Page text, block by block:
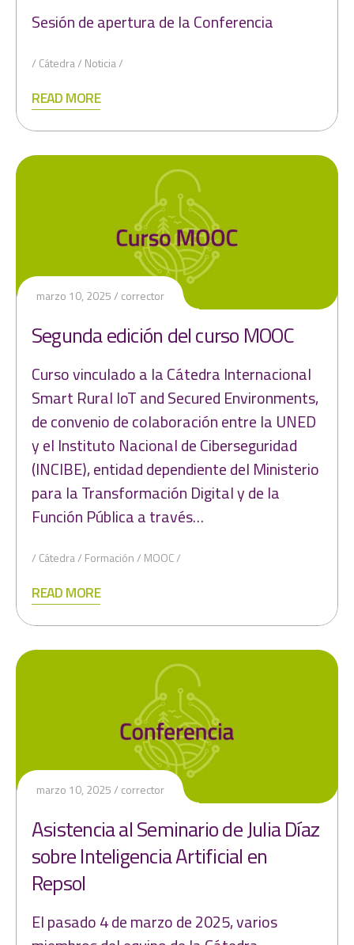
Sesión de apertura de la Conferencia
Cátedra Noticia
READ MORE
marzo 10, 2025 corrector
Segunda edición del curso MOOC
Curso vinculado a la Cátedra Internacional
Smart Rural IoT and Secured Environments,
de convenio de colaboración entre la UNED
y el Instituto Nacional de Ciberseguridad
(INCIBE), entidad dependiente del Ministerio
para la Transformación Digital y de la
Función Pública a través…
Cátedra Formación MOOC
READ MORE
marzo 10, 2025 corrector
Asistencia al Seminario de Julia Díaz
sobre Inteligencia Artificial en
Repsol
El pasado 4 de marzo de 2025, varios